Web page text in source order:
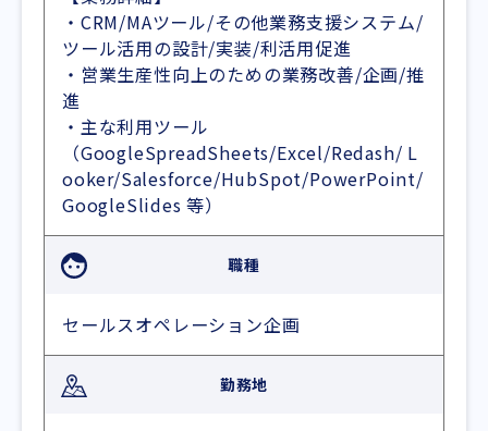
・CRM/MAツール/その他業務支援システム/
ツール活用の設計/実装/利活用促進
・営業生産性向上のための業務改善/企画/推
進
・主な利用ツール
（GoogleSpreadSheets/Excel/Redash/ L
ooker/Salesforce/HubSpot/PowerPoint/
GoogleSlides 等）
職種
セールスオペレーション企画
勤務地